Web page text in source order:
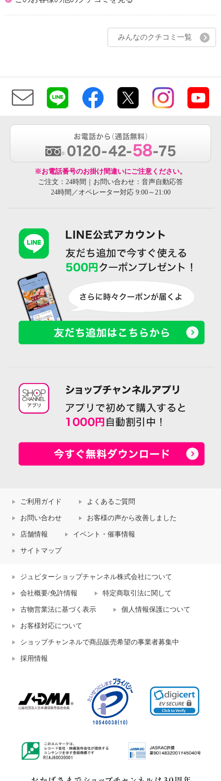
みんなのクチコミ一覧
※お電話番号のお掛け間違いにご注意ください。
ご注文：24時間｜お問い合わせ：音声自動応答
24時間／オペレーター対応 9:00～21:00
ご利用ガイド よくあるご質問
お問い合わせ お客様の声から改善しました
店舗情報 イベント・催事情報
サイトマップ
ジュピターショップチャンネル株式会社について
会社概要/免許情報 特定商取引法に関して
古物営業法に基づく表示 個人情報保護について
お客様対応について
ショップチャンネルで商品販売希望の事業者募集中
採用情報